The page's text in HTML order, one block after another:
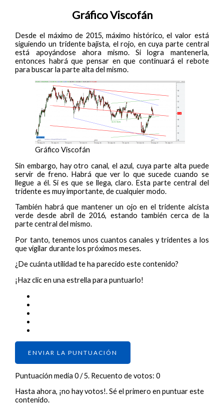
Gráfico Viscofán
Desde el máximo de 2015, máximo histórico, el valor está
siguiendo un tridente bajista, el rojo, en cuya parte central
está apoyándose ahora mismo. Si logra mantenerla,
entonces habrá que pensar en que continuará el rebote
para buscar la parte alta del mismo.
Gráfico Viscofán
Sin embargo, hay otro canal, el azul, cuya parte alta puede
servir de freno. Habrá que ver lo que sucede cuando se
llegue a él. Si es que se llega, claro. Esta parte central del
tridente es muy importante, de cualquier modo.
También habrá que mantener un ojo en el tridente alcista
verde desde abril de 2016, estando también cerca de la
parte central del mismo.
Por tanto, tenemos unos cuantos canales y tridentes a los
que vigilar durante los próximos meses.
¿De cuánta utilidad te ha parecido este contenido?
¡Haz clic en una estrella para puntuarlo!
ENVIAR LA PUNTUACIÓN
Puntuación media0/ 5. Recuento de votos:0
Hasta ahora, ¡no hay votos!. Sé el primero en puntuar este
contenido.